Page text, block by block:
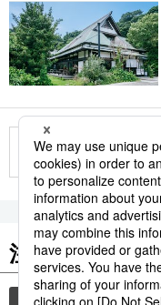
注目のキーワ
共同通信ニュース